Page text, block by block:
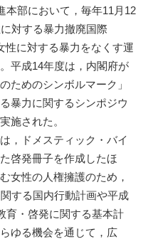
本部において，毎年11月12
対する暴力撤廃国際
性に対する暴力をなくす運
平成14年度は，内閣府が
ためのシンボルマーク」
暴力に関するシンポジウ
施された。
，ドメスティック・バイ
啓発冊子を作成したほ
女性の人権擁護のため，
する国内行動計画や平成
育・啓発に関する基本計
ゆる機会を通じて，広